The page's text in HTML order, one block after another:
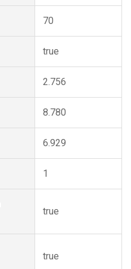
70
true
2.756
8.780
6.929
1
true
true